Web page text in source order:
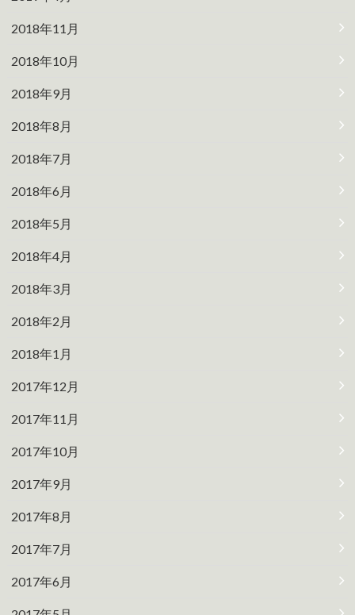
2018年11月
2018年10月
2018年9月
2018年8月
2018年7月
2018年6月
2018年5月
2018年4月
2018年3月
2018年2月
2018年1月
2017年12月
2017年11月
2017年10月
2017年9月
2017年8月
2017年7月
2017年6月